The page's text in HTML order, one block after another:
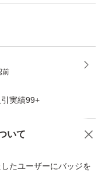
前
実績99+
いて
たユーザーにバッジを
商品への質問